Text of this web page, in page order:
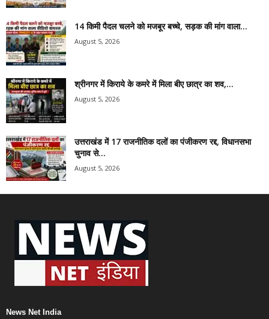
14 किमी पैदल चलने को मजबूर बच्चे, सड़क की मांग वाला...
August 5, 2026
श्रीनगर में किराये के कमरे में मिला बीए छात्र का शव,...
August 5, 2026
उत्तराखंड में 17 राजनीतिक दलों का पंजीकरण रद्द, विधानसभा
चुनाव से...
August 5, 2026
News Net India